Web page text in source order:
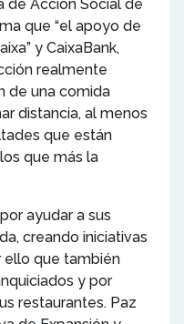
de Acción Social de
que “el apoyo de
y CaixaBank,
realmente
de una comida
distancia, al menos
que están
que más la
ayudar a sus
creando iniciativas
ello que también
y por
restaurantes. Paz